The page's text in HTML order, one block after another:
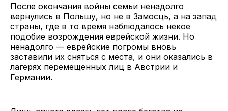
После окончания войны семьи ненадолго
вернулись в Польшу, но не в Замосць, а на запад
страны, где в то время наблюдалось некое
подобие возрождения еврейской жизни. Но
ненадолго — еврейские погромы вновь
заставили их сняться с места, и они оказались в
лагерях перемещенных лиц в Австрии и
Германии.